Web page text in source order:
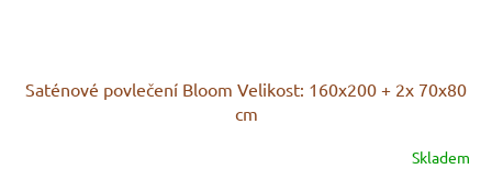
Saténové povlečení Bloom Velikost: 160x200 + 2x 70x80
cm
Skladem